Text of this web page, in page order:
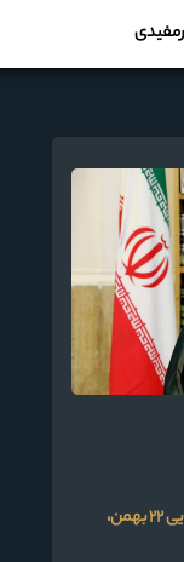
نماینده ولی فقیه در گلستان: حضور در راهپیمایی ۲۲ بهمن،